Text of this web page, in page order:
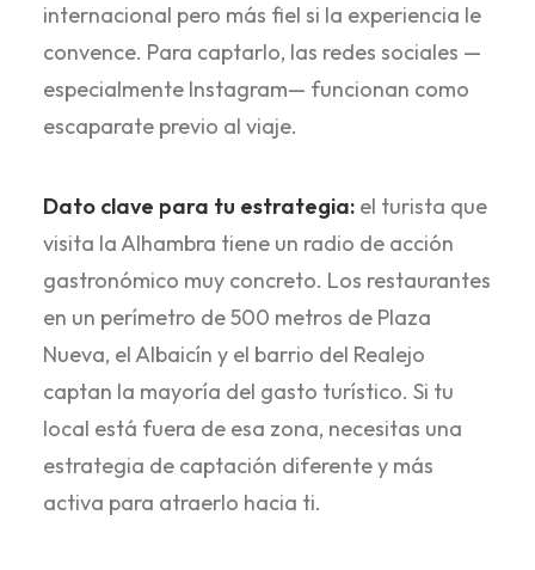
internacional pero más fiel si la experiencia le
convence. Para captarlo, las redes sociales —
especialmente Instagram— funcionan como
escaparate previo al viaje.
Dato clave para tu estrategia: el turista que
visita la Alhambra tiene un radio de acción
gastronómico muy concreto. Los restaurantes
en un perímetro de 500 metros de Plaza
Nueva, el Albaicín y el barrio del Realejo
captan la mayoría del gasto turístico. Si tu
local está fuera de esa zona, necesitas una
estrategia de captación diferente y más
activa para atraerlo hacia ti.